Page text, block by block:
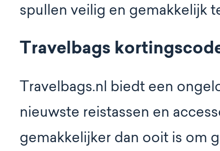
spullen veilig en gemakkelijk
Travelbags
Travelbags.nl biedt een
nieuwste reistassen en
gemakkelijker dan ooit is om